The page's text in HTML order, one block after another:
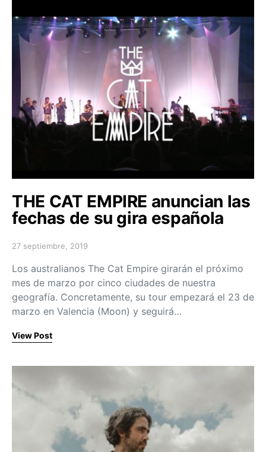
THE CAT EMPIRE anuncian las
fechas de su gira española
Posted on
27 septiembre, 2019
Los australianos The Cat Empire girarán el próximo
mes de marzo por cinco ciudades de nuestra
geografía. Concretamente, su tour empezará el 23 de
marzo en Valencia (Moon) y seguirá…
View Post